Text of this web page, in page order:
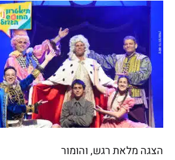
הצגה מלאת רגש, והומור